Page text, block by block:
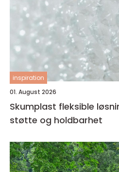
inspiration
01. August 2026
Skumplast fleksible løsninger for komfort,
støtte og holdbarhet